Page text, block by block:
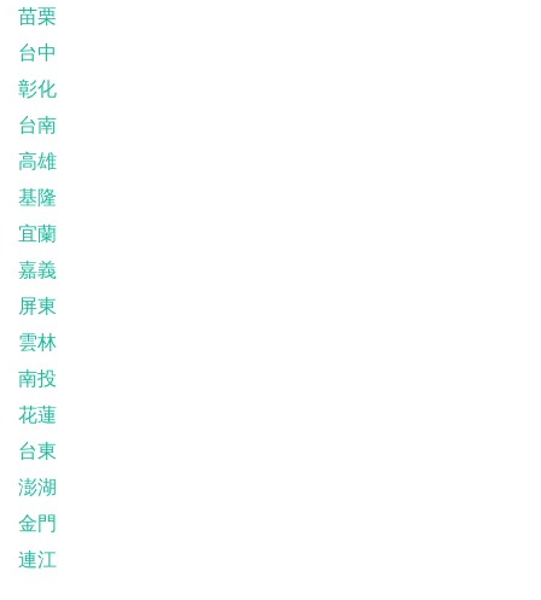
苗栗
台中
彰化
台南
高雄
基隆
宜蘭
嘉義
屏東
雲林
南投
花蓮
台東
澎湖
金門
連江